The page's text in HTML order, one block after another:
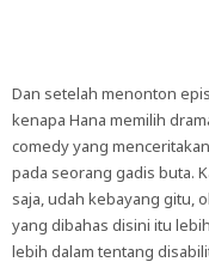
Dan setelah menonton
kenapa Hana memilih
comedy yang
pada seorang gadis buta.
saja, udah kebayang gitu,
yang dibahas disini itu
lebih dalam tentang